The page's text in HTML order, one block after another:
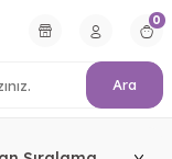
Ara
0